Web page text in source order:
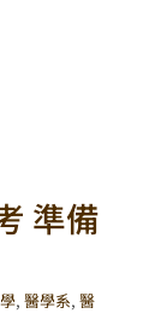
準備
, 醫學系, 醫